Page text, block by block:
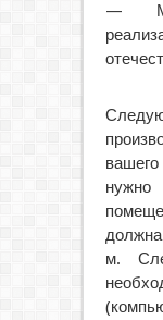
—
нужно
м.